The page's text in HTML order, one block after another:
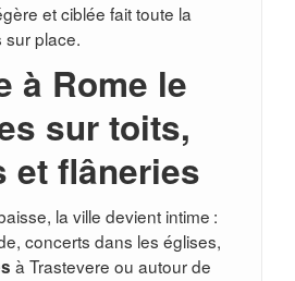
et ciblée fait toute la
sur place.
à Rome le
sur toits,
et flâneries
la ville devient intime :
concerts dans les églises,
à Trastevere ou autour de